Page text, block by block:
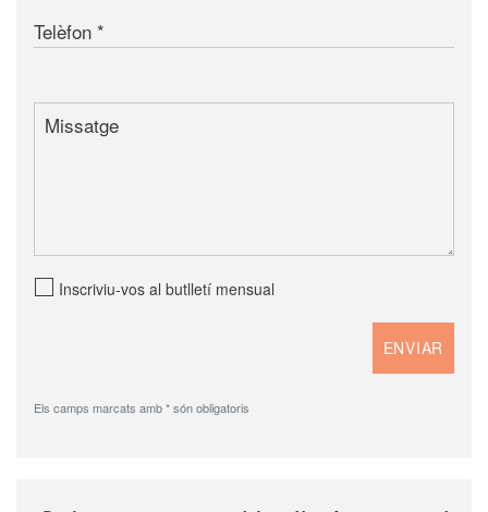
Telèfon
Missatge
Inscriviu-vos al butlletí mensual
Els camps marcats amb * són obligatoris